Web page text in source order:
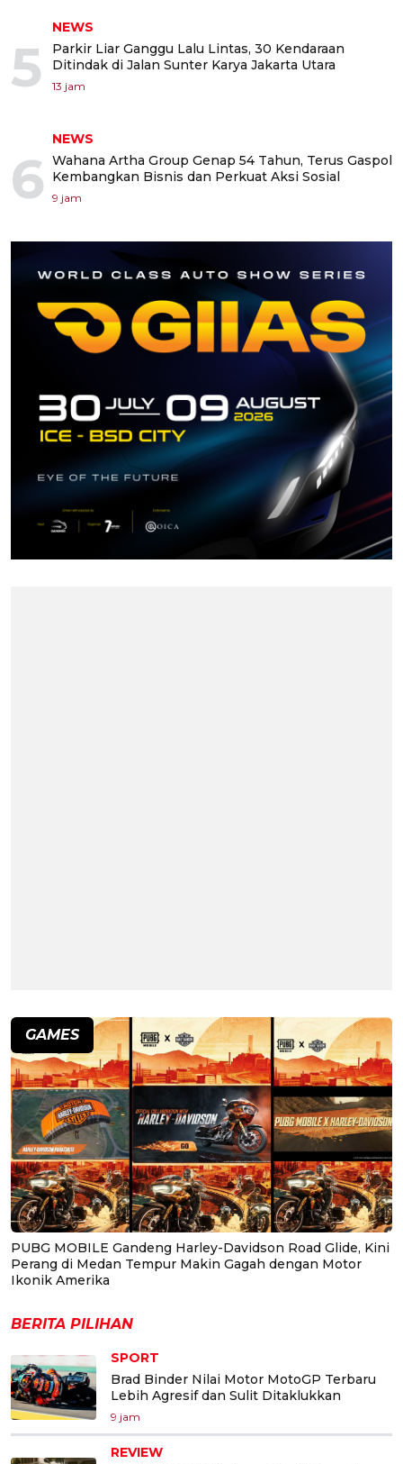
5
NEWS
Parkir Liar Ganggu Lalu Lintas, 30 Kendaraan
Ditindak di Jalan Sunter Karya Jakarta Utara
13 jam
6
NEWS
Wahana Artha Group Genap 54 Tahun, Terus Gaspol
Kembangkan Bisnis dan Perkuat Aksi Sosial
9 jam
GAMES
PUBG MOBILE Gandeng Harley-Davidson Road Glide, Kini
Perang di Medan Tempur Makin Gagah dengan Motor
Ikonik Amerika
BERITA PILIHAN
SPORT
Brad Binder Nilai Motor MotoGP Terbaru
Lebih Agresif dan Sulit Ditaklukkan
9 jam
REVIEW